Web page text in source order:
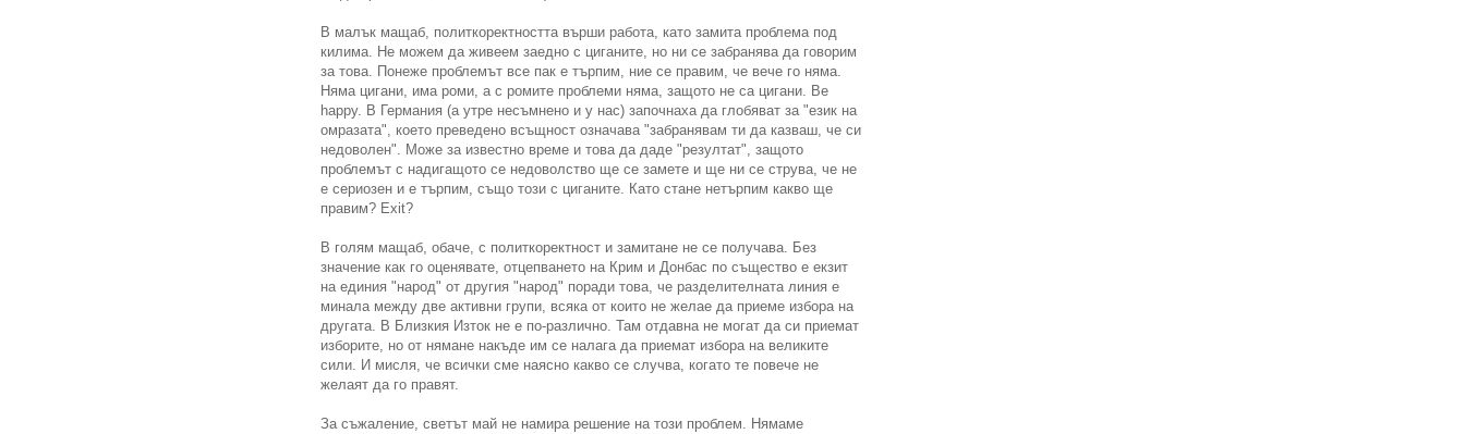
В малък мащаб, политкоректността върши работа, като замита проблема под
килима. Не можем да живеем заедно с циганите, но ни се забранява да говорим
за това. Понеже проблемът все пак е търпим, ние се правим, че вече го няма.
Няма цигани, има роми, а с ромите проблеми няма, защото не са цигани. Be
happy. В Германия (а утре несъмнено и у нас) започнаха да глобяват за "език на
омразата", което преведено всъщност означава "забранявам ти да казваш, че си
недоволен". Може за известно време и това да даде "резултат", защото
проблемът с надигащото се недоволство ще се замете и ще ни се струва, че не
е сериозен и е търпим, също този с циганите. Като стане нетърпим какво ще
правим? Exit?
В голям мащаб, обаче, с политкоректност и замитане не се получава. Без
значение как го оценявате, отцепването на Крим и Донбас по същество е екзит
на единия "народ" от другия "народ" поради това, че разделителната линия е
минала между две активни групи, всяка от които не желае да приеме избора на
другата. В Близкия Изток не е по-различно. Там отдавна не могат да си приемат
изборите, но от нямане накъде им се налага да приемат избора на великите
сили. И мисля, че всички сме наясно какво се случва, когато те повече не
желаят да го правят.
За съжаление, светът май не намира решение на този проблем. Нямаме